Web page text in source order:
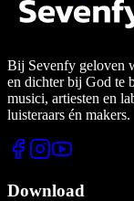
Bij Sevenfy geloven
en dichter bij God te
musici, artiesten en
luisteraars én makers.
Download